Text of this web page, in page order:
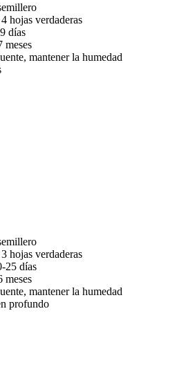
hojas verdaderas
días
meses
mantener la humedad
hojas verdaderas
25 días
meses
mantener la humedad
profundo